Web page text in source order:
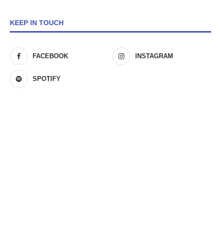
KEEP IN TOUCH
FACEBOOK INSTAGRAM
SPOTIFY